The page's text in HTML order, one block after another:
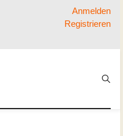
Anmelden
Registrieren